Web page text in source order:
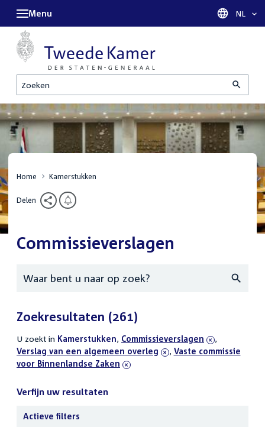
Zoeken
Menu Taal
NL
Home Kamerstukken
Delen
Commissieverslagen
Zoeken
Zoekresultaten (261)
U zoekt in actieve
filters
Kamerstukken, verwijder
filter
Commissieverslagen ,
filter
Verslag van een algemeen overleg , verwijder
Vaste commissie
voor Binnenlandse Zaken
Verfijn uw resultaten
Actieve filters